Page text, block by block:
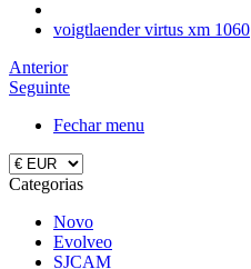
voigtlaender virtus xm 1060
Anterior
Seguinte
Fechar menu
Categorias
Novo
Evolveo
SJCAM